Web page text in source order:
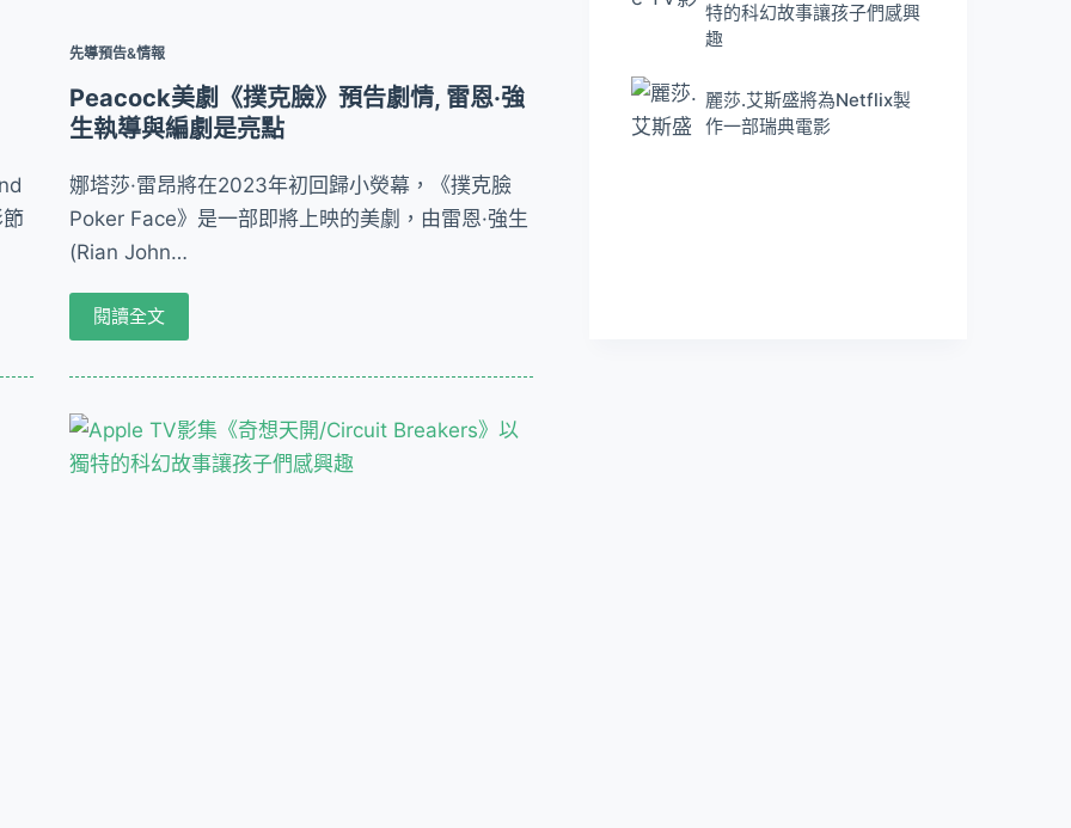
先導預告&情報
Peacock美劇《撲克臉》預告劇情, 雷恩·強
生執導與編劇是亮點
娜塔莎·雷昂將在2023年初回歸小熒幕，《撲克臉
Poker Face》是一部即將上映的美劇，由雷恩·強生
(Rian John…
閱讀全文
特的科幻故事讓孩子們感興
趣
麗莎.艾斯盛將為Netflix製
作一部瑞典電影